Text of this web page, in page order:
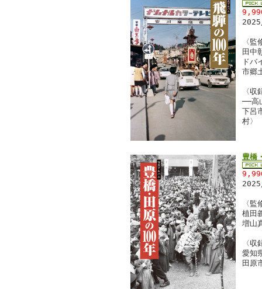
〈監
田中
ドバ
市郷
〈
──高
下呂
村〉
豊橋
〈監
植田
増山
〈収
愛知
田原